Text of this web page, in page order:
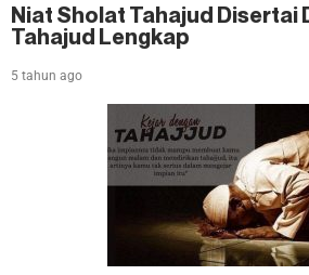
Niat Sholat Tahajud Disertai
Tahajud Lengkap
5 tahun ago